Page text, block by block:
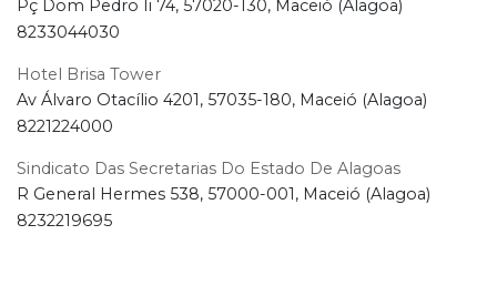
Pç Dom Pedro Ii 74, 57020-130, Maceió (Alagoa)
8233044030
Hotel Brisa Tower
Av Álvaro Otacílio 4201, 57035-180, Maceió (Alagoa)
8221224000
Sindicato Das Secretarias Do Estado De Alagoas
R General Hermes 538, 57000-001, Maceió (Alagoa)
8232219695